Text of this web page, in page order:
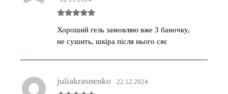
5з 5
Хороший гель замовляю вже 3 баночку,
не сушить, шкіра після нього сяє
juliakrasnenko 22.12.2024